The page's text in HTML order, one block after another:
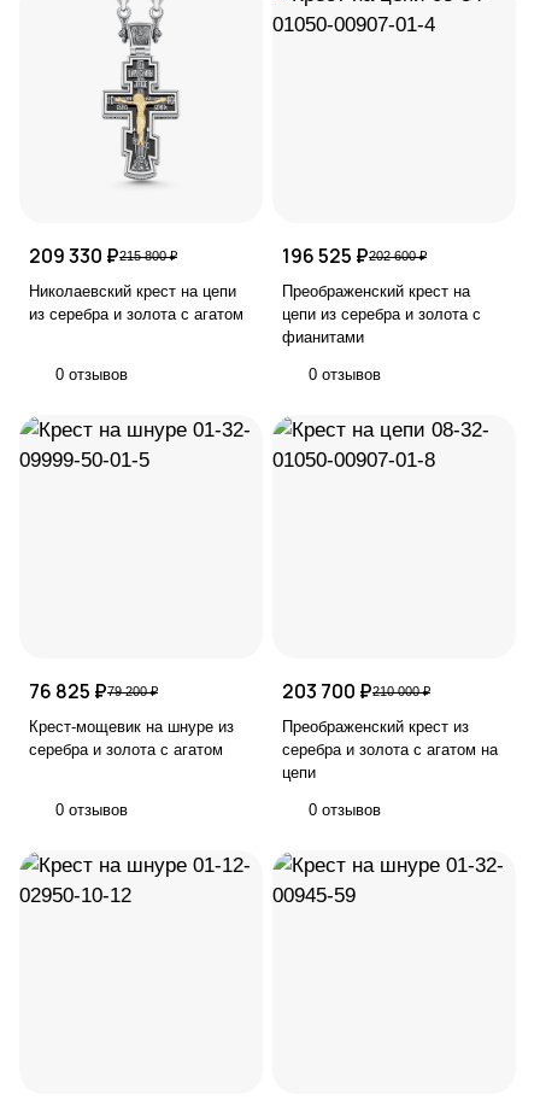
209 330 ₽215 800 ₽
Николаевский крест на цепи
из серебра и золота с агатом
0 отзывов
196 525 ₽202 600 ₽
Преображенский крест на
цепи из серебра и золота с
фианитами
0 отзывов
76 825 ₽79 200 ₽
Крест-мощевик на шнуре из
серебра и золота с агатом
0 отзывов
203 700 ₽210 000 ₽
Преображенский крест из
серебра и золота с агатом на
цепи
0 отзывов